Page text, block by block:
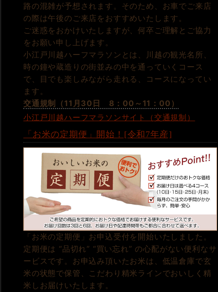
路の混雑が予想されます。そのため、お車でご来店
の際は午後のご来店をおすすめいたします。
ご迷惑をおかけいたしますが、何卒ご理解とご協力
をお願い申し上げます。
小江戸川越ハーフマラソンとは、川越の観光名所、
時の鐘や蔵造りの街並みの中を通っていくコース
で、目でも楽しみながら走れる、コースになってい
ます。
交通規制（11月30日 8：00～11：00）
小江戸川越ハーフマラソンサイト（交通規制）
「お米の定期便」開始！[令和7年産]
「お米の定期便」お申込受付を開始いたしました。
定期便は “品切れ” “買い忘れ” の心配がない便利なサ
ービスです。お申込み頂いたお米は、低温倉庫で玄
米の状態で保管、こだわり精米ラインでおいしく精
米しお届けいたします。